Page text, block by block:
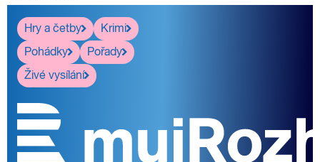
Hry a četby
Krimi
Pohádky
Pořady
Živé vysílání